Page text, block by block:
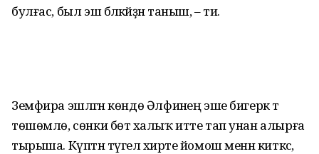
булғас, был эш бәләкәйҙән таныш, – ти.
Земфира эшләгән көндө Әлфиәнең эше бигерәк тә
төшөмлө, сөнки бөтә халыҡ итте тап унан алырға
тырыша. Күптән түгел әхирәте йомош менән киткәс,